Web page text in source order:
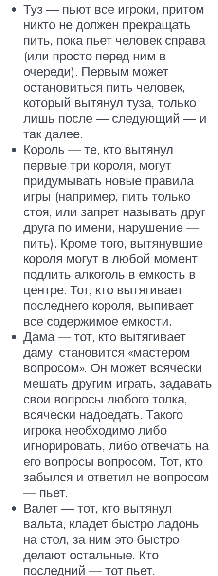
Туз — пьют все игроки, притом
никто не должен прекращать
пить, пока пьет человек справа
(или просто перед ним в
очереди). Первым может
остановиться пить человек,
который вытянул туза, только
лишь после — следующий — и
так далее.
Король — те, кто вытянул
первые три короля, могут
придумывать новые правила
игры (например, пить только
стоя, или запрет называть друг
друга по имени, нарушение —
пить). Кроме того, вытянувшие
короля могут в любой момент
подлить алкоголь в емкость в
центре. Тот, кто вытягивает
последнего короля, выпивает
все содержимое емкости.
Дама — тот, кто вытягивает
даму, становится «мастером
вопросом». Он может всячески
мешать другим играть, задавать
свои вопросы любого толка,
всячески надоедать. Такого
игрока необходимо либо
игнорировать, либо отвечать на
его вопросы вопросом. Тот, кто
забылся и ответил не вопросом
— пьет.
Валет — тот, кто вытянул
вальта, кладет быстро ладонь
на стол, за ним это быстро
делают остальные. Кто
последний — тот пьет.